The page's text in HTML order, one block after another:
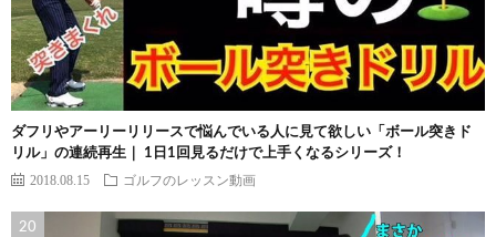
ダフリやアーリーリリースで悩んでいる人に見て欲しい「ボール突きド
リル」の連続再生｜ 1日1回見るだけで上手くなるシリーズ！
2018.08.15 ゴルフのレッスン動画